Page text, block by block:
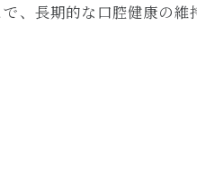
、長期的な口腔健康の維